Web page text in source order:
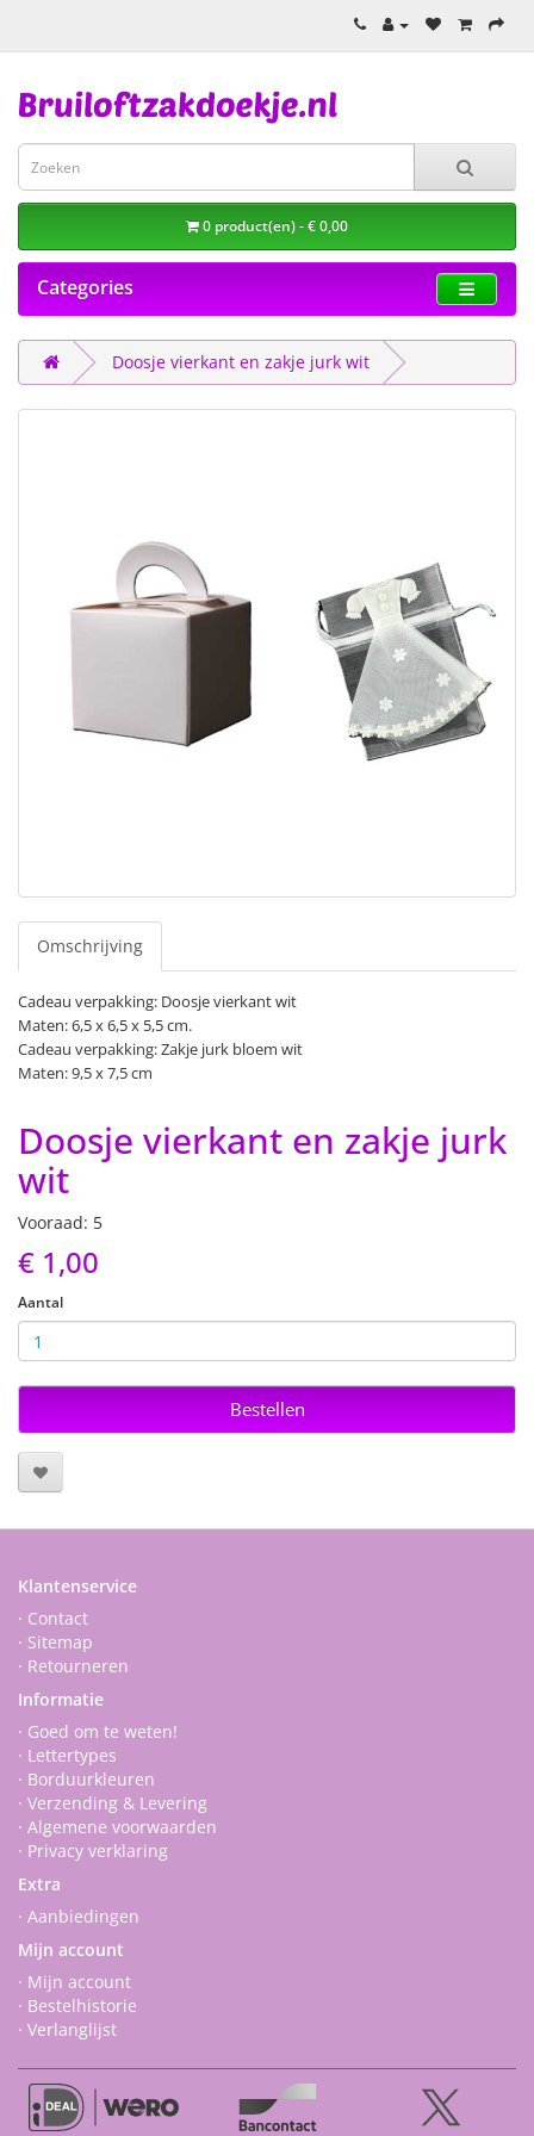
0 product(en) - € 0,00
Categories
Doosje vierkant en zakje jurk wit
Omschrijving
Cadeau verpakking: Doosje vierkant wit
Maten: 6,5 x 6,5 x 5,5 cm.
Cadeau verpakking: Zakje jurk bloem wit
Maten: 9,5 x 7,5 cm
Doosje vierkant en zakje jurk
wit
Vooraad: 5
€ 1,00
Aantal
Bestellen
Klantenservice
· Contact
· Sitemap
· Retourneren
Informatie
· Goed om te weten!
· Lettertypes
· Borduurkleuren
· Verzending & Levering
· Algemene voorwaarden
· Privacy verklaring
Extra
· Aanbiedingen
Mijn account
· Mijn account
· Bestelhistorie
· Verlanglijst